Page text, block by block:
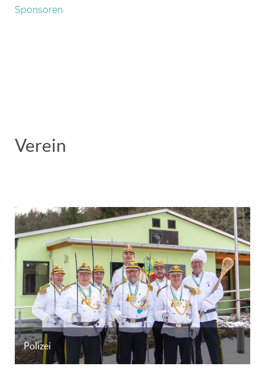
Sponsoren
Verein
Elferrat
Polizei
Funken
JAMAUSLY
Juniorfunken